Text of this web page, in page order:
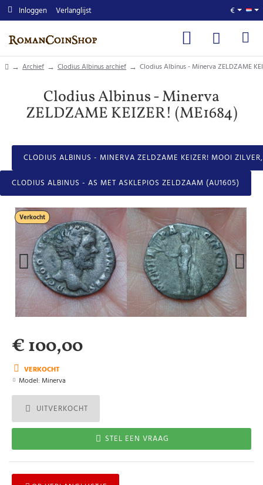
Inloggen Verlanglijst €
homeArchief Clodius Albinus archief Clodius Albinus - Minerva ZELDZAME
Clodius Albinus - Minerva
ZELDZAME KEIZER! (ME1684)
CLODIUS ALBINUS - MINERVA ZELDZAME KEIZER! MOOI
CLODIUS ALBINUS - AS MET ASKLEPIOS ZELDZAAM (AU1605)
Verkocht
VERKOCHT
Model: Minerva
€ 100,00
UITVERKOCHT
STEL EEN VRAAG